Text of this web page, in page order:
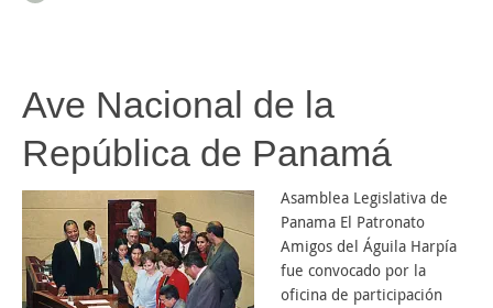
Ave Nacional de la
República de Panamá
Asamblea Legislativa de
Panama El Patronato
Amigos del Águila Harpía
fue convocado por la
oficina de participación